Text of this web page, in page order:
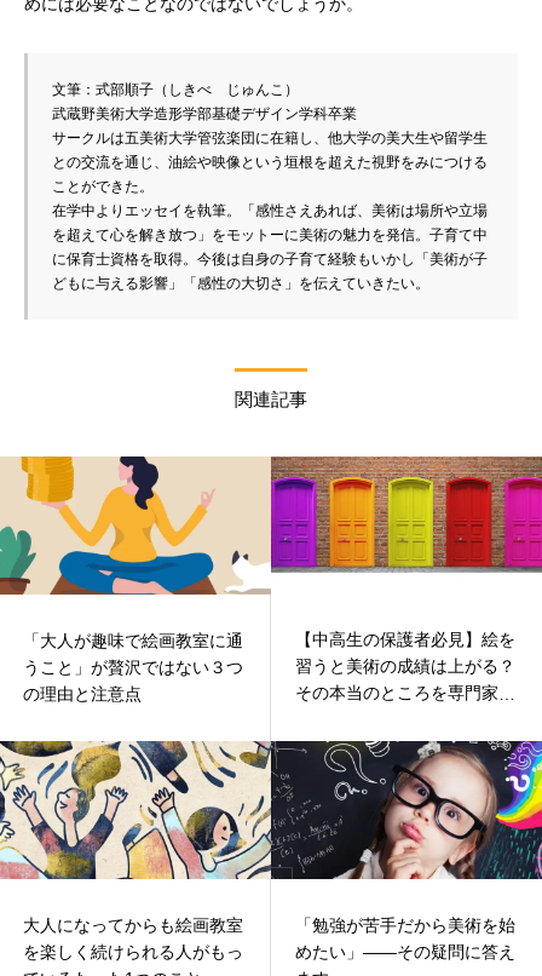
めには必要なことなのではないでしょうか。
文筆：式部順子（しきべ　じゅんこ）
武蔵野美術大学造形学部基礎デザイン学科卒業
サークルは五美術大学管弦楽団に在籍し、他大学の美大生や留学生
との交流を通じ、油絵や映像という垣根を超えた視野をみにつける
ことができた。
在学中よりエッセイを執筆。「感性さえあれば、美術は場所や立場
を超えて心を解き放つ」をモットーに美術の魅力を発信。子育て中
に保育士資格を取得。今後は自身の子育て経験もいかし「美術が子
どもに与える影響」「感性の大切さ」を伝えていきたい。
関連記事
「大人が趣味で絵画教室に通
うこと」が贅沢ではない３つ
の理由と注意点
【中高生の保護者必見】絵を
習うと美術の成績は上がる？
その本当のところを専門家が
大人になってからも絵画教室
を楽しく続けられる人がもっ
「勉強が苦手だから美術を始
めたい」――その疑問に答え